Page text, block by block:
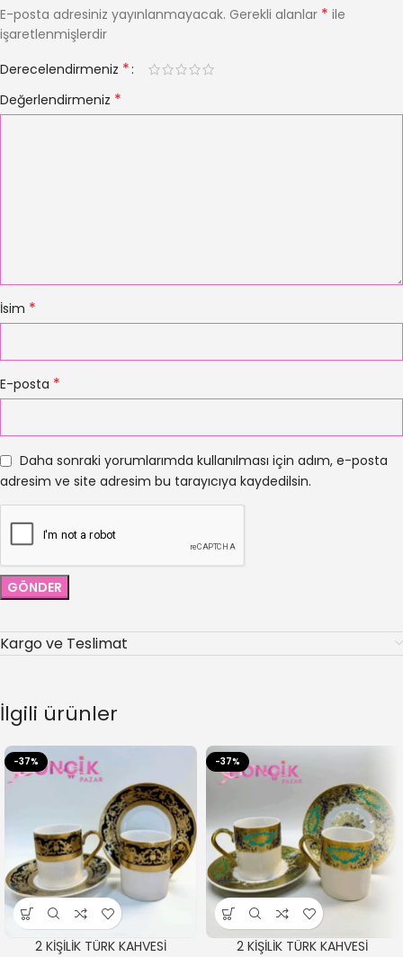
E-posta adresiniz yayınlanmayacak. Gerekli alanlar * ile
işaretlenmişlerdir
Derecelendirmeniz *
Değerlendirmeniz *
İsim *
E-posta *
Daha sonraki yorumlarımda kullanılması için adım, e-posta
adresim ve site adresim bu tarayıcıya kaydedilsin.
Kargo ve Teslimat
İlgili ürünler
-37%
2 KİŞİLİK TÜRK KAHVESİ
-37%
2 KİŞİLİK TÜRK KAHVESİ